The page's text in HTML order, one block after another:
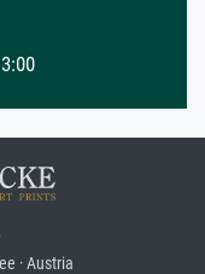
· Austria